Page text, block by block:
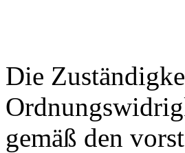
Die
gemäß den